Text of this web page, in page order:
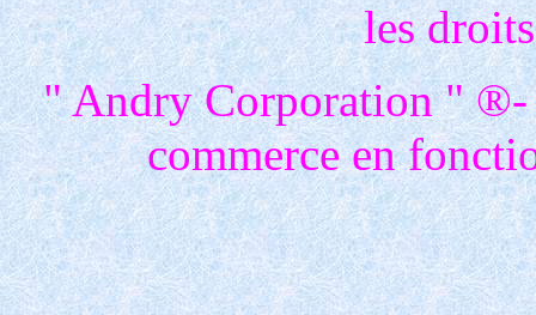
les
" Andry Corporation " ®-
commerce en